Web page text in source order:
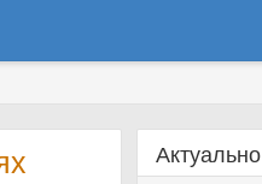
Актуально